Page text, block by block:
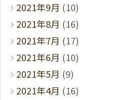
2021年9月 (10)
2021年8月 (16)
2021年7月 (17)
2021年6月 (10)
2021年5月 (9)
2021年4月 (16)